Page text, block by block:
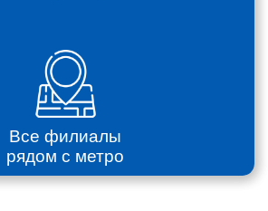
Все филиалы
рядом с метро